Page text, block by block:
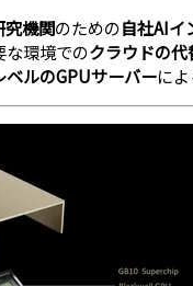
究機関のための自社AIイ
な環境でのクラウドの代
ベルのGPUサーバーに